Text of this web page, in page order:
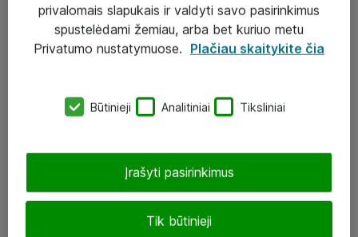
Atea ekspertų patarimai verslui
eShop@atea.lt
privalomais slapukais ir valdyti savo pasirinkimus
spustelėdami žemiau, arba bet kuriuo metu
Privatumo nustatymuose. Plačiau skaitykite čia
Būtinieji Analitiniai Tiksliniai
Tik būtinieji
Įrašyti pasirinkimus